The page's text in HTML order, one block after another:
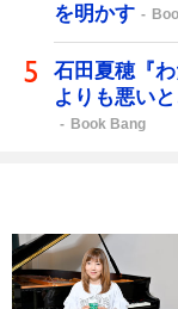
を明かす
石田夏穂『
よりも悪い
Book Bang